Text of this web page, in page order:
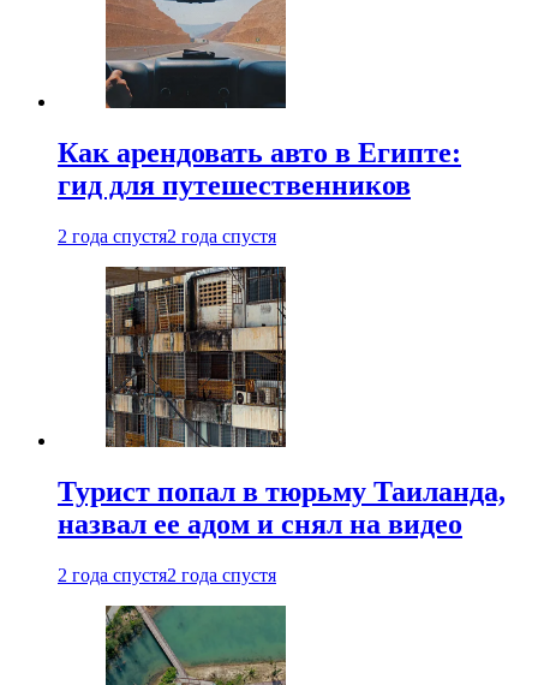
Как арендовать авто в Египте:
гид для путешественников
2 года спустя2 года спустя
Турист попал в тюрьму Таиланда,
назвал ее адом и снял на видео
2 года спустя2 года спустя